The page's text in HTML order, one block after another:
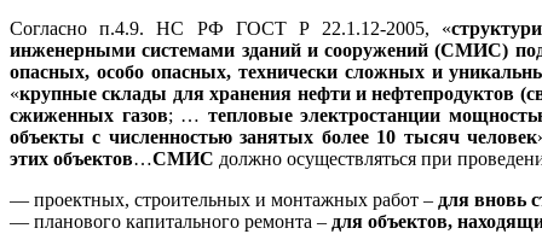
Согласно п.4.9. НС РФ ГОСТ Р 22.1.12-2005, «
инженерными системами зданий и сооружений (СМИС)
опасных, особо опасных, технически сложных и
«крупные склады для хранения нефти и нефтепродуктов
сжиженных газов; … тепловые электростанции
объекты с численностью занятых более 10 тысяч человек
этих объектов…СМИС должно осуществляться при
— проектных, строительных и монтажных работ – для вновь
— планового капитального ремонта – для объектов,